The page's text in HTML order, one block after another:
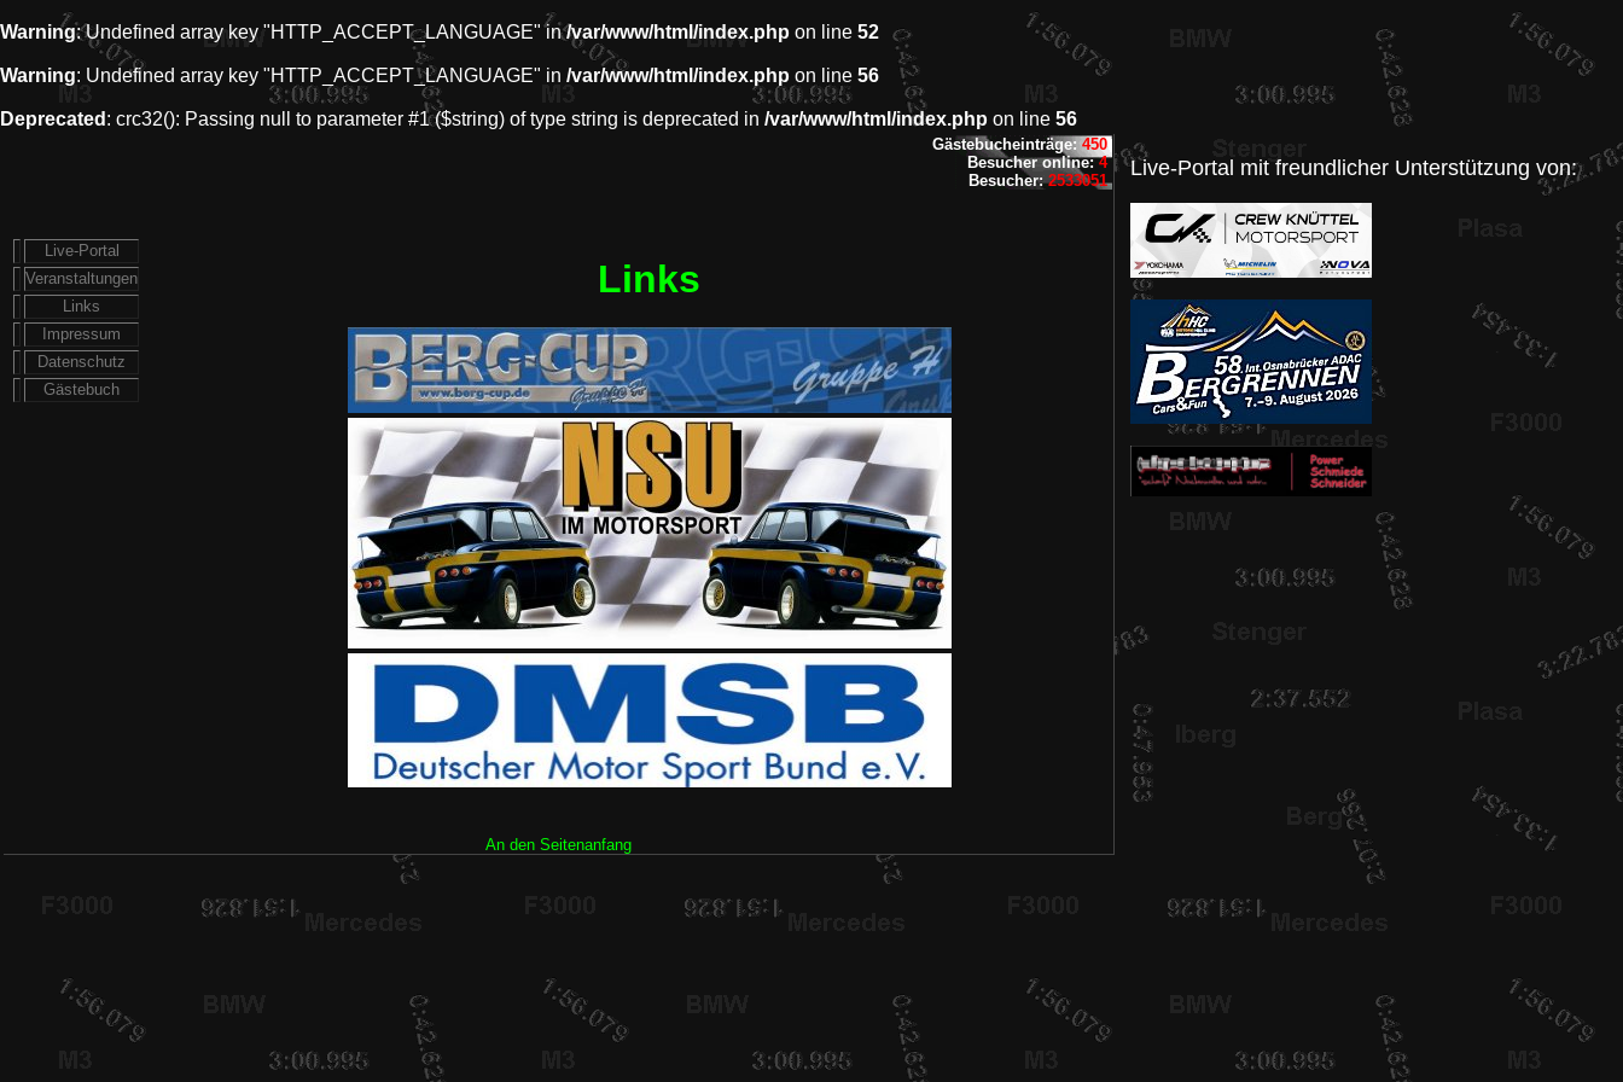
Warning: Undefined array key "HTTP_ACCEPT_LANGUAGE" in/var/www/html/index.php on line 52
Warning: Undefined array key "HTTP_ACCEPT_LANGUAGE" in /var/www/html/index.php on line 56
Deprecated : crc32(): Passing null to parameter #1 ($string) of type string is deprecated in /var/www/html/index.php on line 56
Gästebucheinträge: 450
Besucher online:4
Besucher:2533051
Live-Portal
Veranstaltungen
Links
Impressum
Datenschutz
Gästebuch
Links
An den Seitenanfang
Live-Portal mit freundlicher Unterstützung von: